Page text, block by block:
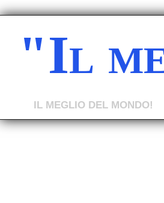
"Il
IL MEGLIO DEL MONDO!